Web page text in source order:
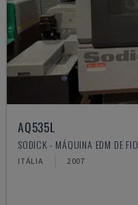
AQ535L
SODICK - MÁQUINA EDM DE FIO
ITÁLIA 2007